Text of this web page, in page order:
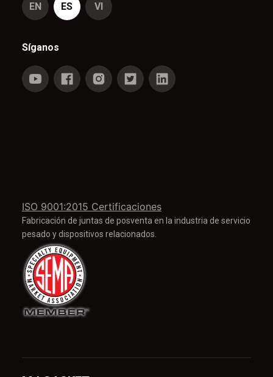
ISO 9001:2015 Certificaciones
Fabricación de juntas de posventa en la industria de servicio
pesado y dispositivos relacionados.
EN ES VI
Síganos